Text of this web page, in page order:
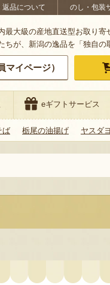
返品について のし・包装
最大級の産地直送型お取り寄
ちが、新潟の逸品を「独自の
マイページ）
eギフトサービス
ば 栃尾の油揚げ ヤスダ